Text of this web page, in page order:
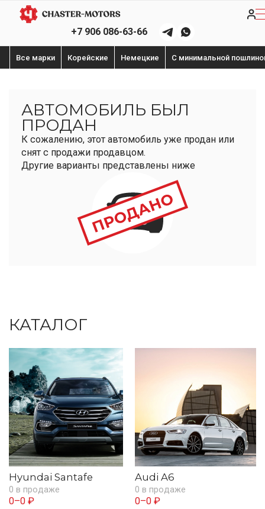
+7 906 086-63-66
Все марки Корейские Немецкие С минимальной
АВТОМОБИЛЬ БЫЛ
ПРОДАН
К сожалению, этот автомобиль уже продан или
снят с продажи продавцом.
Другие варианты представлены ниже
КАТАЛОГ
Hyundai Santafe
0 в продаже
0–0 ₽
Audi A6
0 в продаже
0–0 ₽